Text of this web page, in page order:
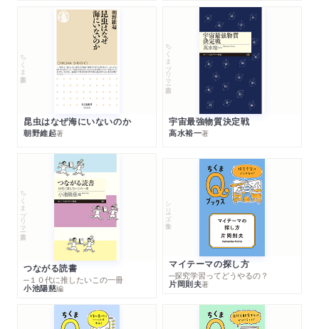
ちくま新書
昆虫はなぜ海にいないのか
朝野維起著
ちくまプリマー新書
宇宙最強物質決定戦
高水裕一著
ちくまプリマー新書
つながる読書
─１０代に推したいこの一冊
小池陽慈編
シリーズ・全集
マイテーマの探し方
─探究学習ってどうやるの？
片岡則夫著